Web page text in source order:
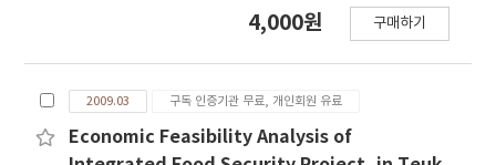
4,000원 구매하기
2009.03 구독 인증기관 무료, 개인회원 유료
Economic Feasibility Analysis of